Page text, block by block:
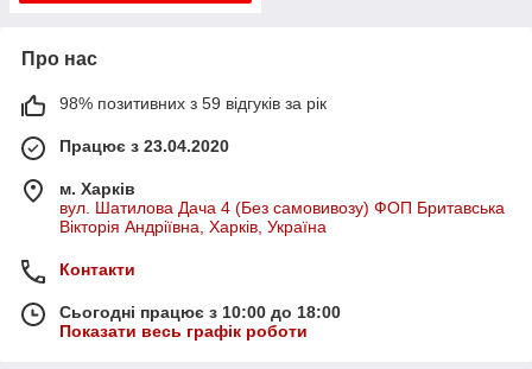
Про нас
98% позитивних з 59 відгуків за рік
Працює з 23.04.2020
м. Харків
вул. Шатилова Дача 4 (Без самовивозу) ФОП Бритавська
Вікторія Андріївна, Харків, Україна
Контакти
Сьогодні працює з 10:00 до 18:00
Показати весь графік роботи